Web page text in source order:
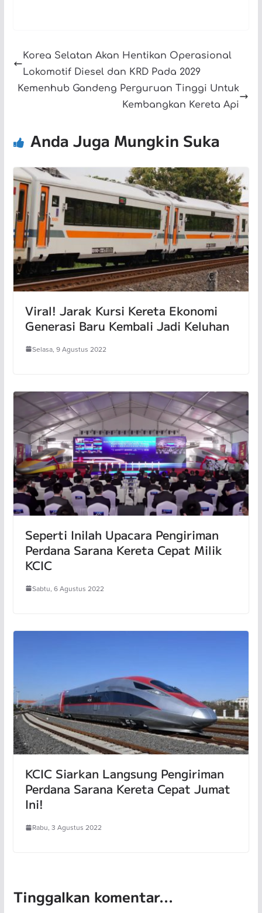
Korea Selatan Akan Hentikan Operasional
Lokomotif Diesel dan KRD Pada 2029
Kemenhub Gandeng Perguruan Tinggi Untuk
Kembangkan Kereta Api
Anda Juga Mungkin Suka
Viral! Jarak Kursi Kereta Ekonomi
Generasi Baru Kembali Jadi Keluhan
Selasa, 9 Agustus 2022
Seperti Inilah Upacara Pengiriman
Perdana Sarana Kereta Cepat Milik
KCIC
Sabtu, 6 Agustus 2022
KCIC Siarkan Langsung Pengiriman
Perdana Sarana Kereta Cepat Jumat
Ini!
Rabu, 3 Agustus 2022
Tinggalkan komentar...